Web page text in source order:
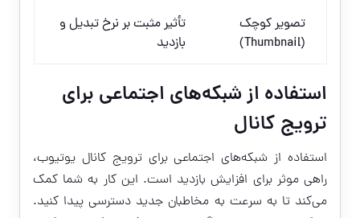
تصویر کوچک
(Thumbnail)
تأثیر مثبت بر نرخ تبدیل و
بازدید
استفاده از شبکه‌های اجتماعی برای
ترویج کانال
استفاده از شبکه‌های اجتماعی برای ترویج کانال یوتیوب،
راهی موثر برای افزایش بازدید است. این کار به شما کمک
می‌کند تا به سرعت به مخاطبان جدید دسترسی پیدا کنید.